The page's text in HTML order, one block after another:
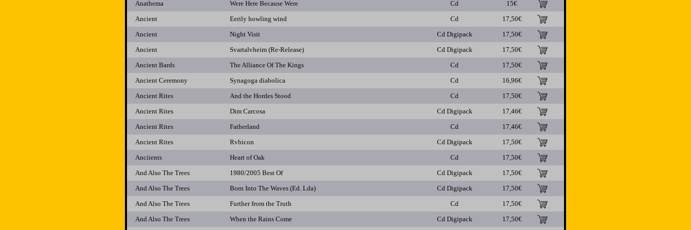
Anathema
Were Here Because Were Cd
15€
Ancient
Eerily howling wind Cd
17,50€
Ancient
Night Visit Cd Digipack
17,50€
Ancient
Svartalvheim (Re-Release) Cd Digipack
17,50€
Ancient Bards
The Alliance Of The Kings Cd
17,50€
Ancient Ceremony
Synagoga diabolica Cd
16,96€
Ancient Rites
And the Hordes Stood Cd
17,50€
Ancient Rites
Dim Carcosa Cd Digipack
17,46€
Ancient Rites
Fatherland Cd
17,46€
Ancient Rites
Rvbicon Cd Digipack
17,50€
Anciients
Heart of Oak Cd
17,50€
And Also The Trees
1980/2005 Best Of Cd Digipack
17,50€
And Also The Trees
Born Into The Waves (Ed. Lda) Cd Digipack
17,50€
And Also The Trees
Further from the Truth Cd
17,50€
And Also The Trees
When the Rains Come Cd Digipack
17,50€